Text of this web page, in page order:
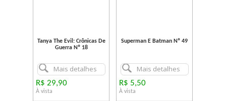
Tanya The Evil: Crônicas De
Guerra Nº 18
Mais detalhes
R$ 29,90
À vista
Superman E Batman Nº 49
Mais detalhes
R$ 5,50
À vista